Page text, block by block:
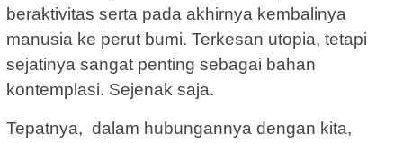
beraktivitas serta pada akhirnya kembalinya
manusia ke perut bumi. Terkesan utopia, tetapi
sejatinya sangat penting sebagai bahan
kontemplasi. Sejenak saja.
Tepatnya, dalam hubungannya dengan kita,